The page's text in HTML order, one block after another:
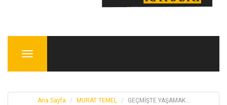
Menu
Ana Sayfa MURAT TEMEL GEÇMİŞTE YAŞAMAK…